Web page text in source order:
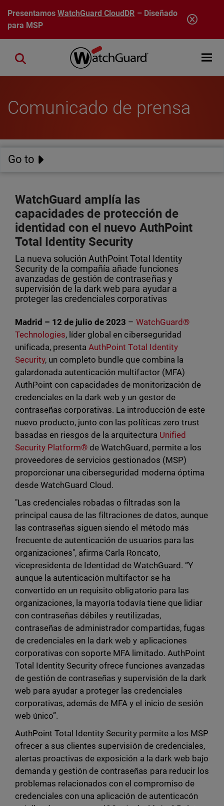
Pasar al contenido principal
PresentamosWatchGuard CloudDR – Diseñado
para MSP
Open
Close search
Comunicado de prensa
Go to
WatchGuard amplía las
capacidades de protección de
identidad con el nuevo AuthPoint
Total Identity Security
La nueva solución AuthPoint Total Identity
Security de la compañía añade funciones
avanzadas de gestión de contraseñas y
supervisión de la dark web para ayudar a
proteger las credenciales corporativas
Madrid – 12 de julio de 2023 – WatchGuard®
Technologies, líder global en ciberseguridad
unificada, presentaAuthPoint Total Identity
Security, un completo bundle que combina la
galardonada autenticación multifactor (MFA)
AuthPoint con capacidades de monitorización de
credenciales en la dark web y un gestor de
contraseñas corporativas. La introducción de este
nuevo producto, junto con las políticas zero trust
basadas en riesgos de la arquitectura Unified
Security Platform® de WatchGuard, permite a los
proveedores de servicios gestionados (MSP)
proporcionar una ciberseguridad moderna óptima
desde WatchGuard Cloud.
"Las credenciales robadas o filtradas son la
principal causa de las filtraciones de datos, aunque
las contraseñas siguen siendo el método más
frecuente de autenticación de usuarios para las
organizaciones", afirma Carla Roncato,
vicepresidenta de Identidad de WatchGuard. “Y
aunque la autenticación multifactor se ha
convertido en un requisito obligatorio para las
organizaciones, la mayoría todavía tiene que lidiar
con contraseñas débiles y reutilizadas,
contraseñas de administrador compartidas, fugas
de credenciales en la dark web y aplicaciones
corporativas con soporte MFA limitado. AuthPoint
Total Identity Security ofrece funciones avanzadas
de gestión de contraseñas y supervisión de la dark
web para ayudar a proteger las credenciales
corporativas, además de MFA y el inicio de sesión
web único”.
AuthPoint Total Identity Security permite a los MSP
ofrecer a sus clientes supervisión de credenciales,
alertas proactivas de exposición a la dark web bajo
demanda y gestión de contraseñas para reducir los
problemas relacionados con el compromiso de
credenciales con una aplicación de autenticacón